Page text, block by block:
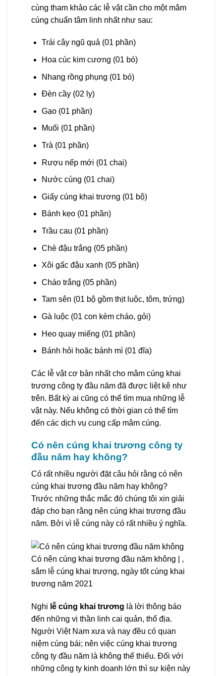
cùng tham khảo các lễ vật cần cho một mâm
cúng chuẩn tâm linh nhất như sau:
Trái cây ngũ quả (01 phần)
Hoa cúc kim cương (01 bó)
Nhang rồng phụng (01 bó)
Đèn cầy (02 ly)
Gạo (01 phần)
Muối (01 phần)
Trà (01 phần)
Rượu nếp mới (01 chai)
Nước cúng (01 chai)
Giấy cúng khai trương (01 bộ)
Bánh kẹo (01 phần)
Trầu cau (01 phần)
Chè đậu trắng (05 phần)
Xôi gấc đậu xanh (05 phần)
Cháo trắng (05 phần)
Tam sên (01 bộ gồm thịt luộc, tôm, trứng)
Gà luộc (01 con kèm cháo, gỏi)
Heo quay miếng (01 phần)
Bánh hỏi hoặc bánh mì (01 đĩa)
Các lễ vật cơ bản nhất cho mâm cúng khai
trương công ty đầu năm đã được liệt kê như
trên. Bất kỳ ai cũng có thể tìm mua những lễ
vật này. Nếu không có thời gian có thể tìm
đến các dịch vụ cung cấp mâm cúng.
Có nên cúng khai trương công ty
đầu năm hay không?
Có rất nhiều người đặt câu hỏi rằng có nên
cúng khai trương đầu năm hay không?
Trước những thắc mắc đó chúng tôi xin giải
đáp cho bạn rằng nên cúng khai trương đầu
năm. Bởi vì lễ cúng này có rất nhiều ý nghĩa.
Có nên cúng khai trương đầu năm không | ,
sắm lễ cúng khai trương, ngày tốt cúng khai
trương năm 2021
Nghi lễ cúng khai trương là lời thông báo
đến những vị thần linh cai quản, thổ địa.
Người Việt Nam xưa và nay đều có quan
niệm cúng bái; nên việc cúng khai trương
công ty đầu năm là không thể thiếu. Đối với
những công ty kinh doanh lớn thì sự kiện này